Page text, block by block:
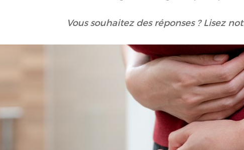
Vous souhaitez des réponses ? Lisez